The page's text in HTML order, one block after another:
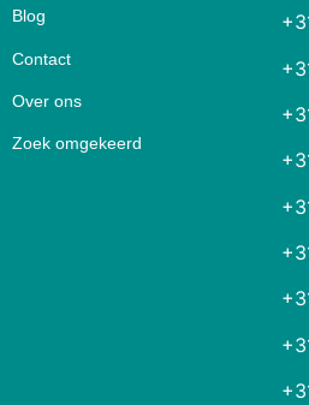
Blog
Contact
Over ons
Zoek omgekeerd